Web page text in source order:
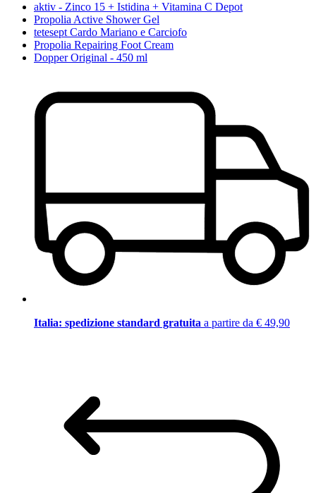
aktiv - Zinco 15 + Istidina + Vitamina C Depot
Propolia Active Shower Gel
tetesept Cardo Mariano e Carciofo
Propolia Repairing Foot Cream
Dopper Original - 450 ml
Italia: spedizione standard gratuita a partire da € 49,90